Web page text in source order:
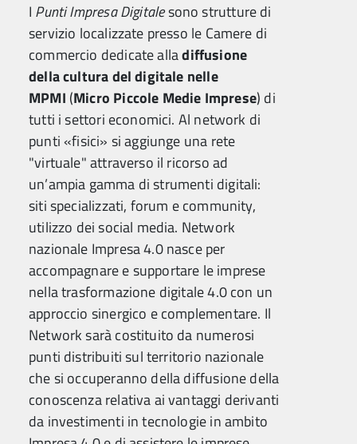
I Punti Impresa Digitalesono strutture di
servizio localizzate presso le Camere di
commercio dedicate alladiffusione
della cultura del digitale nelle
MPMI (Micro Piccole Medie Imprese) di
tutti i settori economici. Al network di
punti «fisici» si aggiunge una rete
"virtuale" attraverso il ricorso ad
un’ampia gamma di strumenti digitali:
siti specializzati, forum e community,
utilizzo dei social media. Network
nazionale Impresa 4.0 nasce per
accompagnare e supportare le imprese
nella trasformazione digitale 4.0 con un
approccio sinergico e complementare. Il
Network sarà costituito da numerosi
punti distribuiti sul territorio nazionale
che si occuperanno della diffusione della
conoscenza relativa ai vantaggi derivanti
da investimenti in tecnologie in ambito